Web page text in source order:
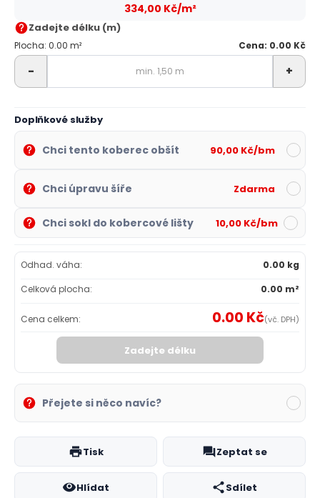
Zadejte délku (m)
Plocha: 0.00 m² Cena: 0.00 Kč
- +
334,00 Kč/m²
Doplňkové služby
Chci tento koberec obšít 90,00 Kč/bm
Chci úpravu šíře Zdarma
Chci sokl do kobercové lišty 10,00 Kč/bm
Odhad. váha:
0.00 kg
Celková plocha:
0.00 m²
Cena celkem: 0.00 Kč(vč. DPH)
Zadejte délku
Přejete si něco navíc?
Tisk Zeptat se
Hlídat Sdílet